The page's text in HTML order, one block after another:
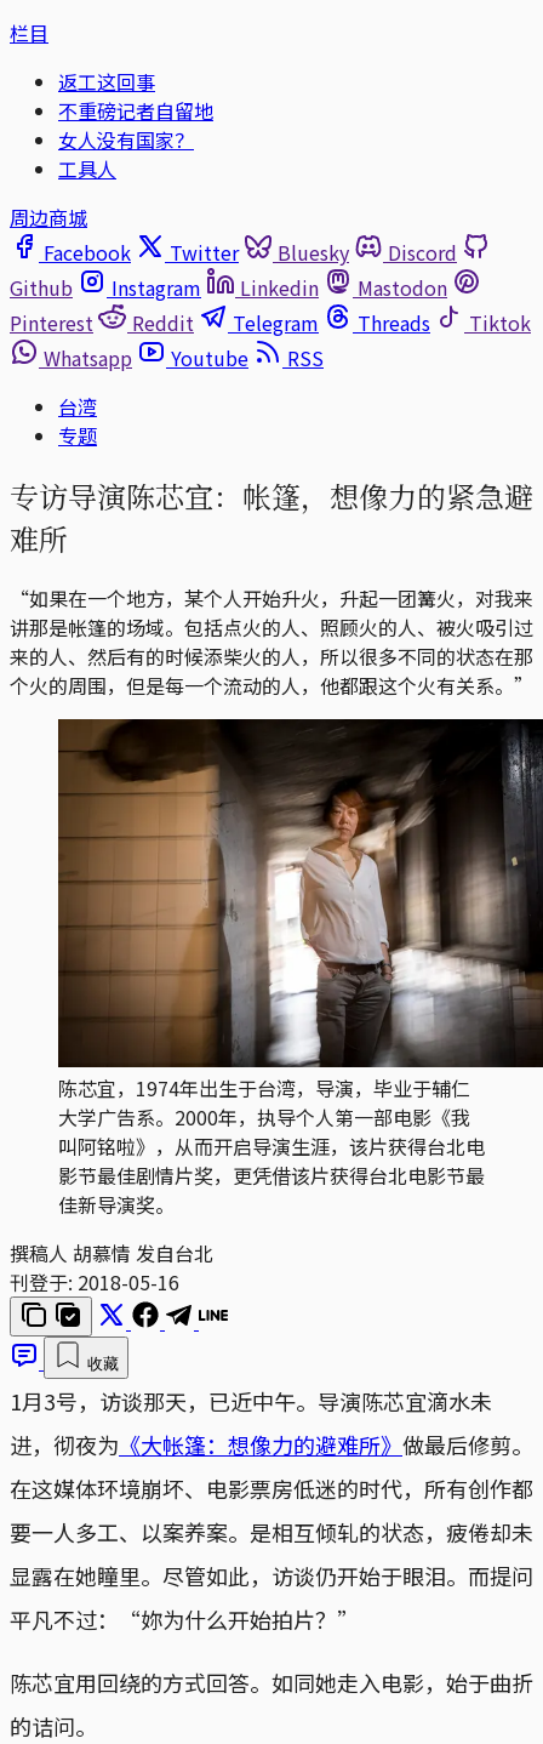
栏目
返工这回事
不重磅记者自留地
女人没有国家？
工具人
周边商城
Facebook
Twitter Bluesky
Discord
Github
Instagram Linkedin
Mastodon
Pinterest
Reddit Telegram Threads
Tiktok
Whatsapp
Youtube
RSS
台湾
专题
专访导演陈芯宜：帐篷，想像力的紧急避
难所
“如果在一个地方，某个人开始升火，升起一团篝火，对我来
讲那是帐篷的场域。包括点火的人、照顾火的人、被火吸引过
来的人、然后有的时候添柴火的人，所以很多不同的状态在那
个火的周围，但是每一个流动的人，他都跟这个火有关系。”
陈芯宜，1974年出生于台湾，导演，毕业于辅仁
大学广告系。2000年，执导个人第一部电影《我
叫阿铭啦》，从而开启导演生涯，该片获得台北电
影节最佳剧情片奖，更凭借该片获得台北电影节最
佳新导演奖。
撰稿人 胡慕情 发自台北
刊登于: 2018-05-16
收藏
1月3号，访谈那天，已近中午。导演陈芯宜滴水未
进，彻夜为 《大帐篷：想像力的避难所》 做最后修剪。
在这媒体环境崩坏、电影票房低迷的时代，所有创作都
要一人多工、以案养案。是相互倾轧的状态，疲倦却未
显露在她瞳里。尽管如此，访谈仍开始于眼泪。而提问
平凡不过：“妳为什么开始拍片？”
陈芯宜用回绕的方式回答。如同她走入电影，始于曲折
的诘问。